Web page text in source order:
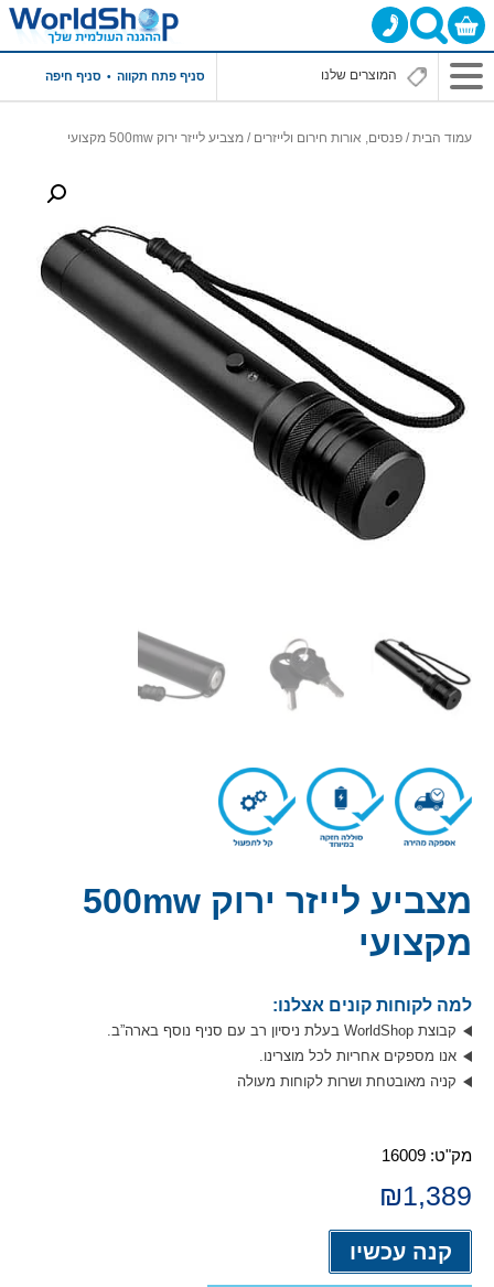
סניף פתח תקווה סניף חיפה
עמוד הבית/ פנסים, אורות חירום ולייזרים / מצביע לייזר ירוק 500mw מקצועי
מצביע לייזר ירוק 500mw
מקצועי
למה לקוחות קונים אצלנו:
קבוצת WorldShop בעלת ניסיון רב עם סניף נוסף בארה”ב.
אנו מספקים אחריות לכל מוצרינו.
קניה מאובטחת ושרות לקוחות מעולה
מק"ט: 16009
₪1,389
קנה עכשיו